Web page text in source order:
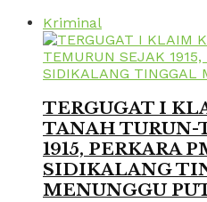
Kriminal
TERGUGAT I
TANAH TURUN-
1915, PERKARA
SIDIKALANG
MENUNGGU